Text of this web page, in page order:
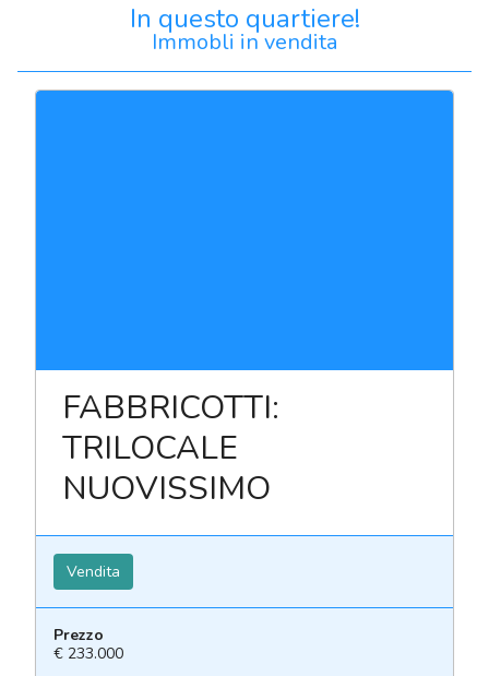
In questo quartiere!
Immobli in vendita
FABBRICOTTI:
TRILOCALE
NUOVISSIMO
Vendita
Prezzo
€ 233.000